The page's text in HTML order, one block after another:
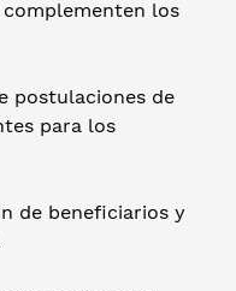
los
de
para los
de beneficiarios y